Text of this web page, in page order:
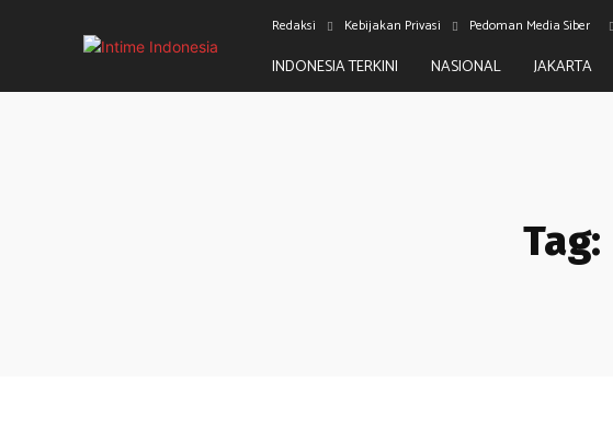
Redaksi Kebijakan Privasi Pedoman Media Siber
INDONESIA TERKINI NASIONAL JAKARTA
Tag: